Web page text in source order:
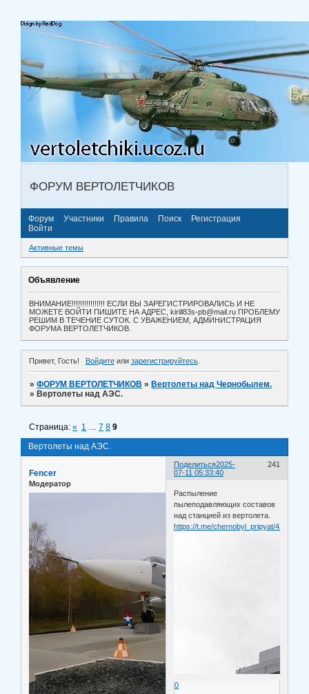
ФОРУМ ВЕРТОЛЕТЧИКОВ
Форум Участники Правила Поиск
Регистрация
Войти
Активные темы
Объявление
ВНИМАНИЕ!!!!!!!!!!!!!!!! ЕСЛИ ВЫ ЗАРЕГИСТРИРОВАЛИСЬ И НЕ
МОЖЕТЕ ВОЙТИ ПИШИТЕ НА АДРЕС, kirill83s-pb@mail.ru ПРОБЛЕМУ
РЕШИМ В ТЕЧЕНИЕ СУТОК. С УВАЖЕНИЕМ, АДМИНИСТРАЦИЯ
ФОРУМА ВЕРТОЛЕТЧИКОВ.
Привет, Гость! Войдитеили зарегистрируйтесь.
»ФОРУМ ВЕРТОЛЕТЧИКОВ » Вертолеты над Чернобылем.
» Вертолеты над АЭС.
Вертолеты над АЭС.
Страница:« 1 … 7 8 9
Поделиться 241
2025-
07-11 05:33:40
Fencer
Модератор
Распыление
пылеподавляющих составов
над станцией из вертолета.
https://t.me/chernobyl_pripyat/4212
0